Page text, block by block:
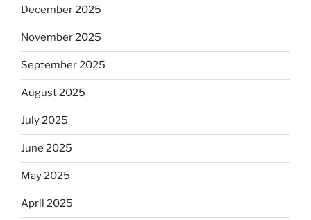
December 2025
November 2025
September 2025
August 2025
July 2025
June 2025
May 2025
April 2025